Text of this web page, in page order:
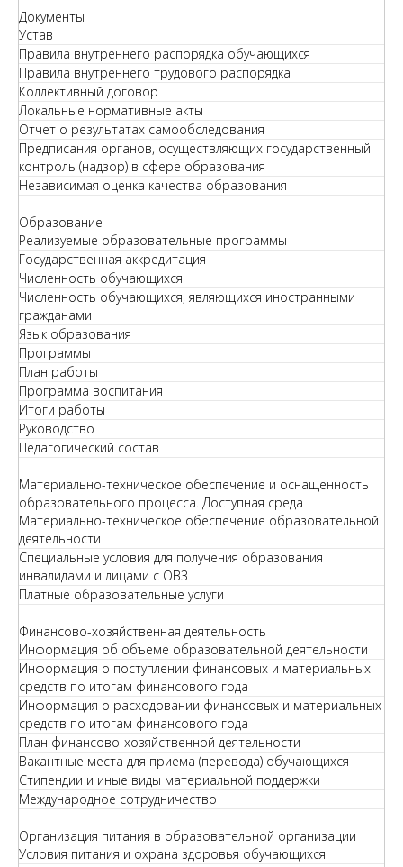
Документы
Устав
Правила внутреннего распорядка обучающихся
Правила внутреннего трудового распорядка
Коллективный договор
Локальные нормативные акты
Отчет о результатах самообследования
Предписания органов, осуществляющих государственный
контроль (надзор) в сфере образования
Независимая оценка качества образования
Образование
Реализуемые образовательные программы
Государственная аккредитация
Численность обучающихся
Численность обучающихся, являющихся иностранными
гражданами
Язык образования
Программы
План работы
Программа воспитания
Итоги работы
Руководство
Педагогический состав
Материально-техническое обеспечение и оснащенность
образовательного процесса. Доступная среда
Материально-техническое обеспечение образовательной
деятельности
Специальные условия для получения образования
инвалидами и лицами с ОВЗ
Платные образовательные услуги
Финансово-хозяйственная деятельность
Информация об объеме образовательной деятельности
Информация о поступлении финансовых и материальных
средств по итогам финансового года
Информация о расходовании финансовых и материальных
средств по итогам финансового года
План финансово-хозяйственной деятельности
Вакантные места для приема (перевода) обучающихся
Стипендии и иные виды материальной поддержки
Международное сотрудничество
Организация питания в образовательной организации
Условия питания и охрана здоровья обучающихся